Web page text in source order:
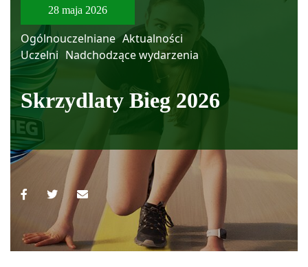
28 maja 2026
Ogólnouczelniane Aktualności
Uczelni Nadchodzące wydarzenia
Skrzydlaty Bieg 2026